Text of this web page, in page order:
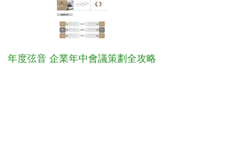
年度弦音 企業年中會議策劃全攻略